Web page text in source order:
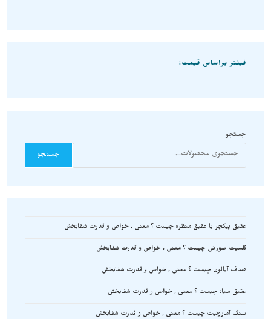
فیلتر براساس قیمت:
جستجو
جستجو
عقیق پیکچر یا عقیق منظره چیست ؟ معنی , خواص و قدرت شفابخش
کلسیت صورتی چیست ؟ معنی , خواص و قدرت شفابخش
صدف آبالون چیست ؟ معنی , خواص و قدرت شفابخش
عقیق سیاه چیست ؟ معنی , خواص و قدرت شفابخش
سنگ آمازونیت چیست ؟ معنی , خواص و قدرت شفابخش